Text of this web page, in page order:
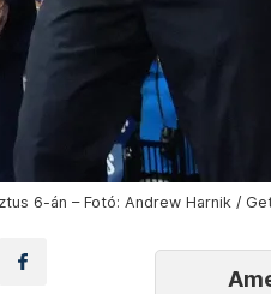
6-án – Fotó: Andrew Harnik /